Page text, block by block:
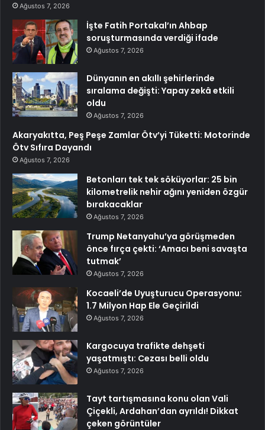
Ağustos 7, 2026
İşte Fatih Portakal’ın Ahbap
soruşturmasında verdiği ifade
Ağustos 7, 2026
Dünyanın en akıllı şehirlerinde
sıralama değişti: Yapay zekâ etkili
oldu
Ağustos 7, 2026
Akaryakıtta, Peş Peşe Zamlar Ötv’yi Tüketti: Motorinde
Ötv Sıfıra Dayandı
Ağustos 7, 2026
Betonları tek tek söküyorlar: 25 bin
kilometrelik nehir ağını yeniden özgür
bırakacaklar
Ağustos 7, 2026
Trump Netanyahu’ya görüşmeden
önce fırça çekti: ‘Amacı beni savaşta
tutmak’
Ağustos 7, 2026
Kocaeli’de Uyuşturucu Operasyonu:
1.7 Milyon Hap Ele Geçirildi
Ağustos 7, 2026
Kargocuya trafikte dehşeti
yaşatmıştı: Cezası belli oldu
Ağustos 7, 2026
Tayt tartışmasına konu olan Vali
Çiçekli, Ardahan’dan ayrıldı! Dikkat
çeken görüntüler